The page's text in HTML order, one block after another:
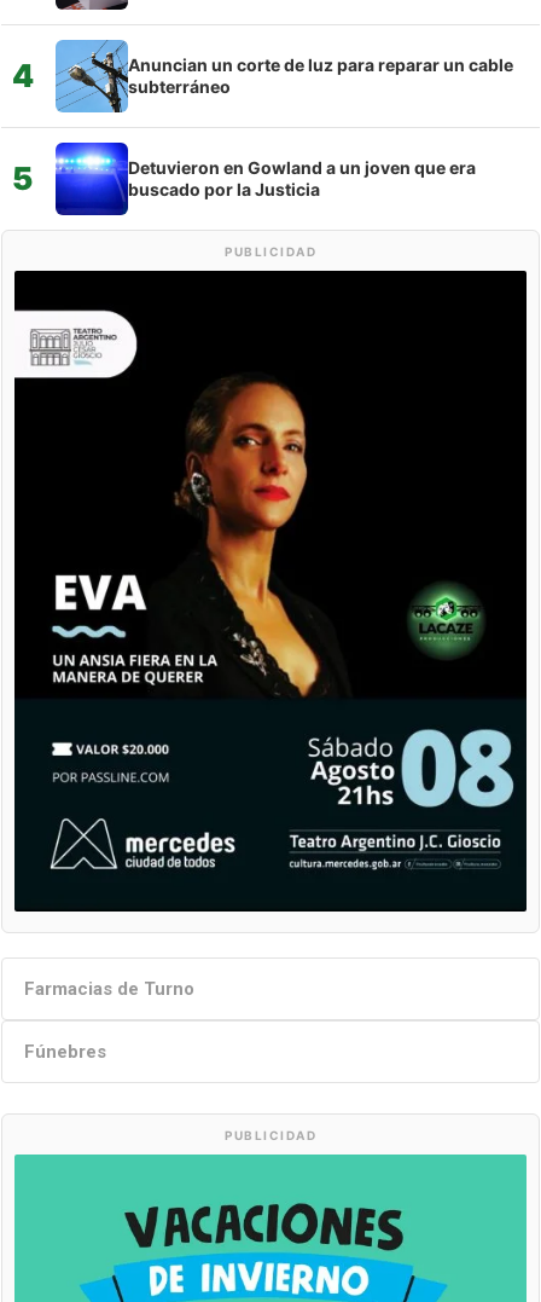
4
Anuncian un corte de luz para reparar un cable
subterráneo
5
Detuvieron en Gowland a un joven que era
buscado por la Justicia
PUBLICIDAD
Farmacias de Turno
Fúnebres
PUBLICIDAD